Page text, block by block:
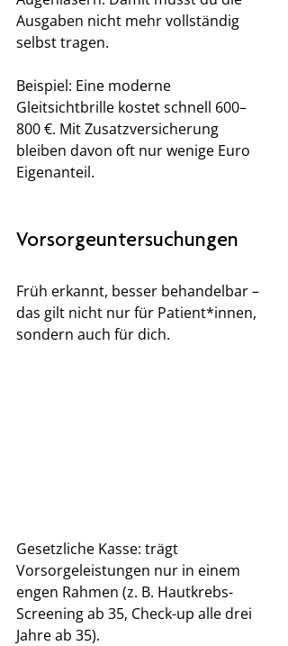
Ausgaben nicht mehr vollständig
selbst tragen.
Beispiel: Eine moderne
Gleitsichtbrille kostet schnell 600–
800 €. Mit Zusatzversicherung
bleiben davon oft nur wenige Euro
Eigenanteil.
Vorsorgeuntersuchungen
Früh erkannt, besser behandelbar –
das gilt nicht nur für Patient*innen,
sondern auch für dich.
Gesetzliche Kasse: trägt
Vorsorgeleistungen nur in einem
engen Rahmen (z. B. Hautkrebs-
Screening ab 35, Check-up alle drei
Jahre ab 35).